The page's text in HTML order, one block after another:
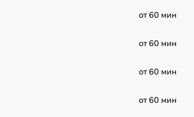
от 60 мин
от 60 мин
от 60 мин
от 60 мин